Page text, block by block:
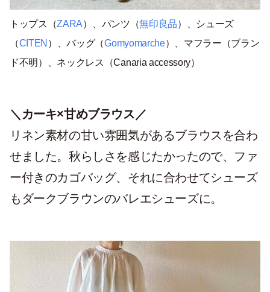
トップス（ZARA）、パンツ（無印良品）、シューズ
（CITEN ）、バッグ（Gomyomarche）、マフラー（ブラン
ド不明）、ネックレス（Canaria accessory）
＼カーキ×甘めブラウス／
リネン素材の甘い雰囲気があるブラウスを合わ
せました。秋らしさを感じたかったので、ファ
ー付きのカゴバッグ、それに合わせてシューズ
もダークブラウンのバレエシューズに。